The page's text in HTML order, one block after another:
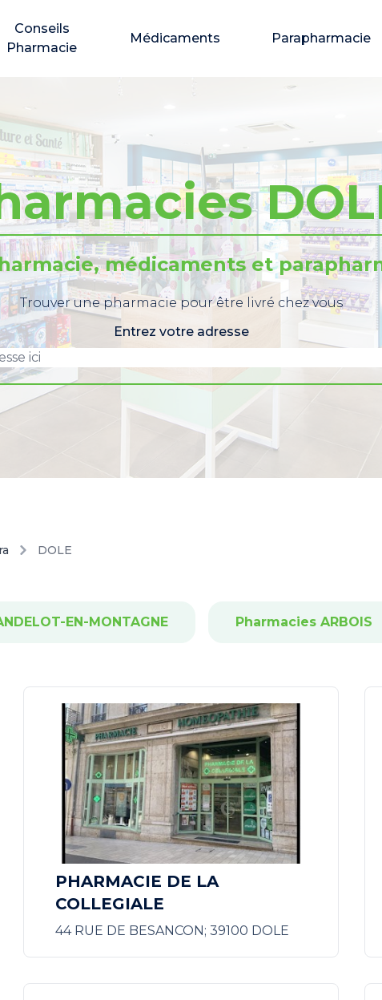
Conseils
Pharmacie
Médicaments Parapharmacie
médicaments et
Trouver une pharmacie pour être livré chez vous
Entrez votre adresse
DOLE
EN-MONTAGNE Pharmacies ARBOIS
PHARMACIE DE LA
COLLEGIALE
44 RUE DE BESANCON; 39100 DOLE